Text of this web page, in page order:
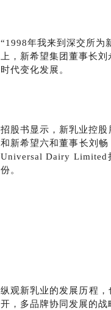
“1998年我来到深交所为
上，新希望集团董事长
时代变化发展。
招股书显示，新乳业控
和新希望六和董事长刘
Universal Dairy Limited
份。
纵观新乳业的发展历程
开，多品牌协同发展的